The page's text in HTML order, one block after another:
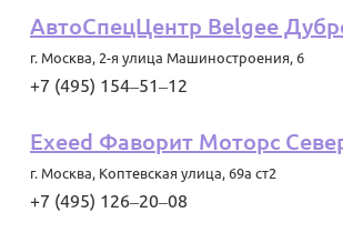
АвтоСпецЦентр Belgee
г. Москва, 2-я улица Машиностроения, 6
+7 (495) 154‒51‒12
Exeed Фаворит Моторс
г. Москва, Коптевская улица, 69а ст2
+7 (495) 126‒20‒08